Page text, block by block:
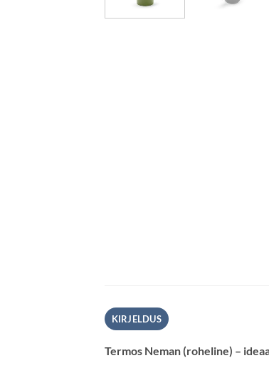
KIRJELDUS
Termos Neman (roheline) –